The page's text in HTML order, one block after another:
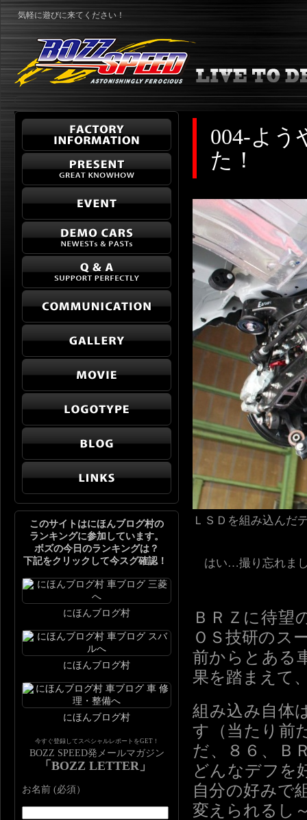
気軽に遊びに来てください！
004-よう
た！
ＬＳＤを組み込んだ
はい…撮り忘れまし
ＢＲＺに待望
ＯＳ技研のス
前からとある
果を踏まえて
組み込み自体
す（当たり前
だ、８６、Ｂ
どんなデフを
自分の好みで
変えられるし
このサイトはにほんブログ村の
ランキングに参加しています。
ボズの今日のランキングは？
下記をクリックして今スグ確認！
にほんブログ村
にほんブログ村
にほんブログ村
今すぐ登録してスペシャルレポートをGET！
BOZZ SPEED発メールマガジン
「BOZZ LETTER」
お名前 (必須）